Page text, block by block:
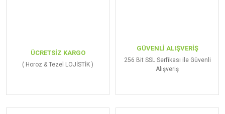
ÜCRETSİZ KARGO
( Horoz & Tezel LOJİSTİK )
GÜVENLİ ALIŞVERİŞ
256 Bit SSL Serfikası ile Güvenli
Alışveriş